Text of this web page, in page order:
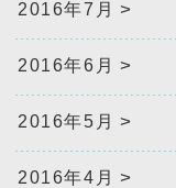
2016年7月
2016年6月
2016年5月
2016年4月